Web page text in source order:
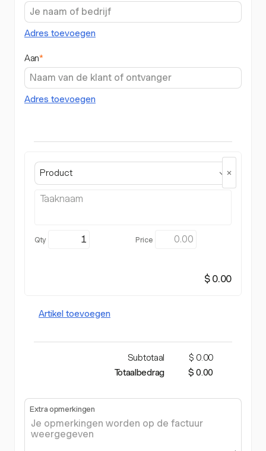
Adres toevoegen
Aan*
Adres toevoegen
Product
$ 0.00
Artikel toevoegen
Subtotaal
$ 0.00
Totaalbedrag
$ 0.00
Extra opmerkingen